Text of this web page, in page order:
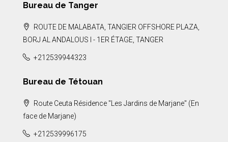
Bureau de Tanger
ROUTE DE MALABATA, TANGIER OFFSHORE PLAZA,
BORJ AL ANDALOUS I - 1ER ÉTAGE, TANGER
+212539944323
Bureau de Tétouan
Route Ceuta Résidence "Les Jardins de Marjane" (En
face de Marjane)
+212539996175